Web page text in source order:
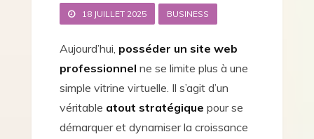
18 JUILLET 2025 BUSINESS
Aujourd’hui, posséder un site web
professionnel ne se limite plus à une
simple vitrine virtuelle. Il s’agit d’un
véritable atout stratégique pour se
démarquer et dynamiser la croissance